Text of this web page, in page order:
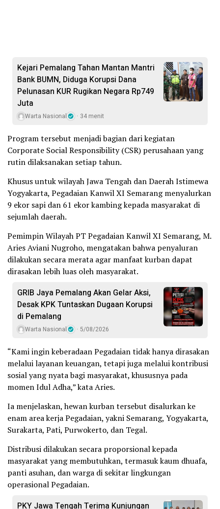
Kejari Pemalang Tahan Mantan Mantri
Bank BUMN, Diduga Korupsi Dana
Pelunasan KUR Rugikan Negara Rp749
Juta
Warta Nasional 34 menit
Program tersebut menjadi bagian dari kegiatan
Corporate Social Responsibility (CSR) perusahaan yang
rutin dilaksanakan setiap tahun.
Khusus untuk wilayah Jawa Tengah dan Daerah Istimewa
Yogyakarta, Pegadaian Kanwil XI Semarang menyalurkan
9 ekor sapi dan 61 ekor kambing kepada masyarakat di
sejumlah daerah.
Pemimpin Wilayah PT Pegadaian Kanwil XI Semarang, M.
Aries Aviani Nugroho, mengatakan bahwa penyaluran
dilakukan secara merata agar manfaat kurban dapat
dirasakan lebih luas oleh masyarakat.
GRIB Jaya Pemalang Akan Gelar Aksi,
Desak KPK Tuntaskan Dugaan Korupsi
di Pemalang
Warta Nasional 5/08/2026
“Kami ingin keberadaan Pegadaian tidak hanya dirasakan
melalui layanan keuangan, tetapi juga melalui kontribusi
sosial yang nyata bagi masyarakat, khususnya pada
momen Idul Adha,” kata Aries.
Ia menjelaskan, hewan kurban tersebut disalurkan ke
enam area kerja Pegadaian, yakni Semarang, Yogyakarta,
Surakarta, Pati, Purwokerto, dan Tegal.
Distribusi dilakukan secara proporsional kepada
masyarakat yang membutuhkan, termasuk kaum dhuafa,
panti asuhan, dan warga di sekitar lingkungan
operasional Pegadaian.
PKY Jawa Tengah Terima Kunjungan